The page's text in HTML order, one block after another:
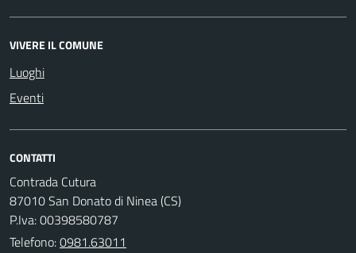
VIVERE IL COMUNE
Luoghi
Eventi
CONTATTI
Contrada Cutura
87010 San Donato di Ninea (CS)
P.Iva: 00398580787
Telefono:0981.63011